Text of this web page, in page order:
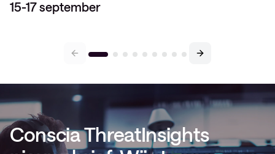
15-17 september
Conscia ThreatInsights